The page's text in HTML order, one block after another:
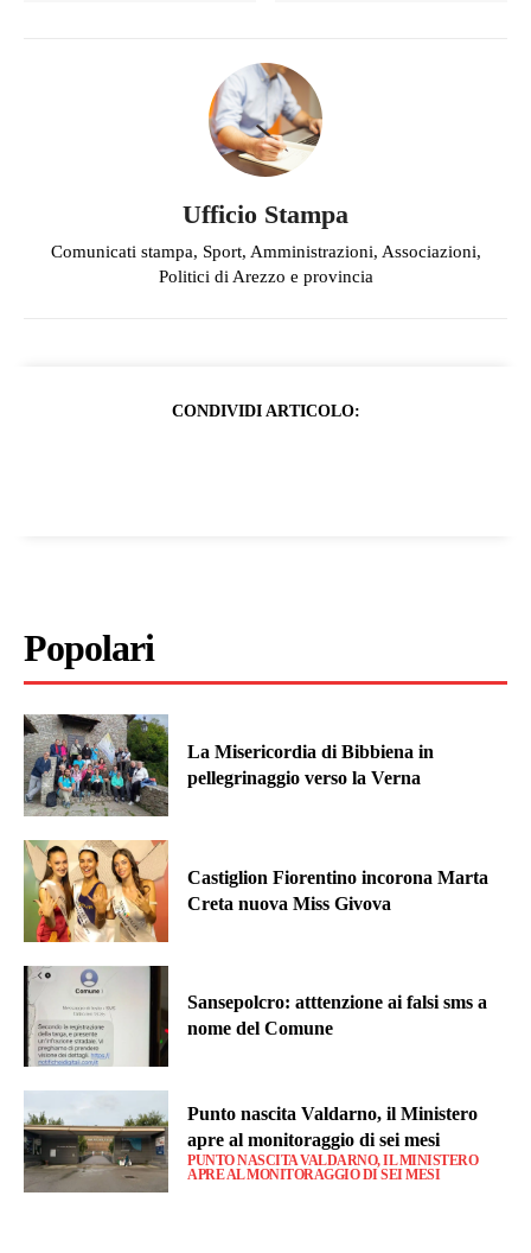
Ufficio Stampa
Comunicati stampa, Sport, Amministrazioni, Associazioni,
Politici di Arezzo e provincia
CONDIVIDI ARTICOLO:
Popolari
La Misericordia di Bibbiena in
pellegrinaggio verso la Verna
Castiglion Fiorentino incorona Marta
Creta nuova Miss Givova
Sansepolcro: atttenzione ai falsi sms a
nome del Comune
Punto nascita Valdarno, il Ministero
apre al monitoraggio di sei mesi
PUNTO NASCITA VALDARNO, IL MINISTERO
APRE AL MONITORAGGIO DI SEI MESI